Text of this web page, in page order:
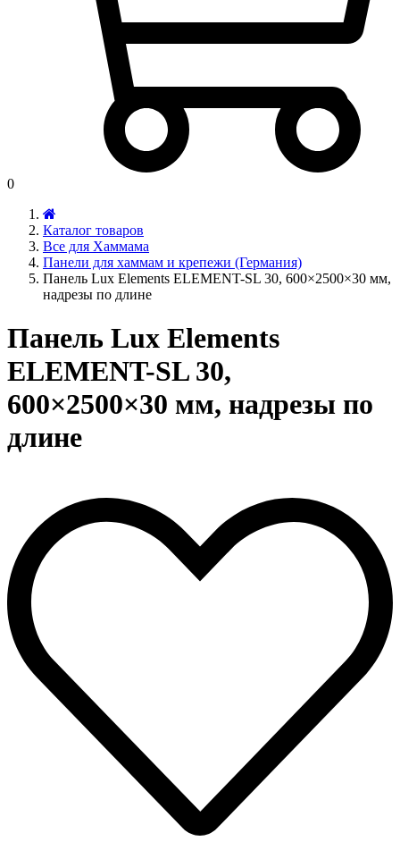
0
Каталог товаров
Все для Хаммама
Панели для хаммам и крепежи (Германия)
Панель Lux Elements ELEMENT-SL 30, 600×2500×30 мм,
надрезы по длине
Панель Lux Elements
ELEMENT-SL 30,
600×2500×30 мм, надрезы по
длине